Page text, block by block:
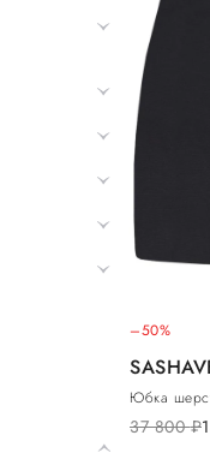
–50%
Юбка
37 800руб.